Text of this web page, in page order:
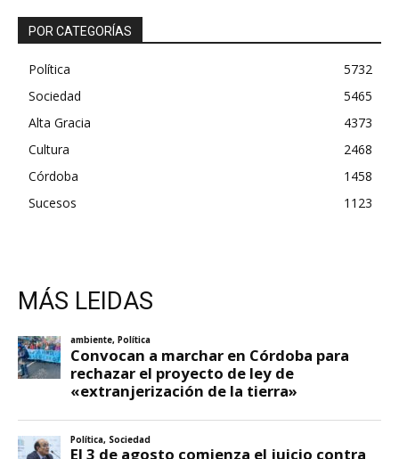
POR CATEGORÍAS
Política
5732
Sociedad
5465
Alta Gracia
4373
Cultura
2468
Córdoba
1458
Sucesos
1123
MÁS LEIDAS